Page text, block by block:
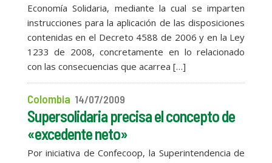
Economía Solidaria, mediante la cual se imparten
instrucciones para la aplicación de las disposiciones
contenidas en el Decreto 4588 de 2006 y en la Ley
1233 de 2008, concretamente en lo relacionado
con las consecuencias que acarrea […]
Colombia 14/07/2009
Supersolidaria precisa el concepto de
«excedente neto»
Por iniciativa de Confecoop, la Superintendencia de